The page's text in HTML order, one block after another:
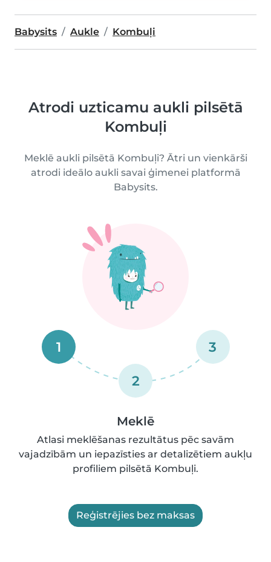
Babysits Aukle Kombuļi
Atrodi uzticamu aukli pilsētā
Kombuļi
Meklē aukli pilsētā Kombuļi? Ātri un vienkārši
atrodi ideālo aukli savai ģimenei platformā
Babysits.
1
2
3
Meklē
Atlasi meklēšanas rezultātus pēc savām
vajadzībām un iepazīsties ar detalizētiem aukļu
profiliem pilsētā Kombuļi.
Reģistrējies bez maksas